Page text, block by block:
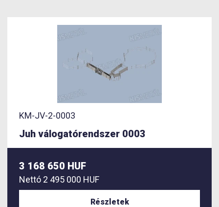
KM-JV-2-0003
Juh válogatórendszer 0003
3 168 650 HUF
Nettó 2 495 000 HUF
Részletek